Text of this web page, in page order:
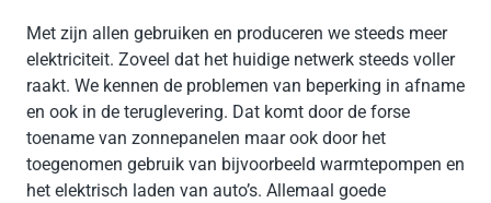
Met zijn allen gebruiken en produceren we steeds meer
elektriciteit. Zoveel dat het huidige netwerk steeds voller
raakt. We kennen de problemen van beperking in afname
en ook in de teruglevering. Dat komt door de forse
toename van zonnepanelen maar ook door het
toegenomen gebruik van bijvoorbeeld warmtepompen en
het elektrisch laden van auto’s. Allemaal goede